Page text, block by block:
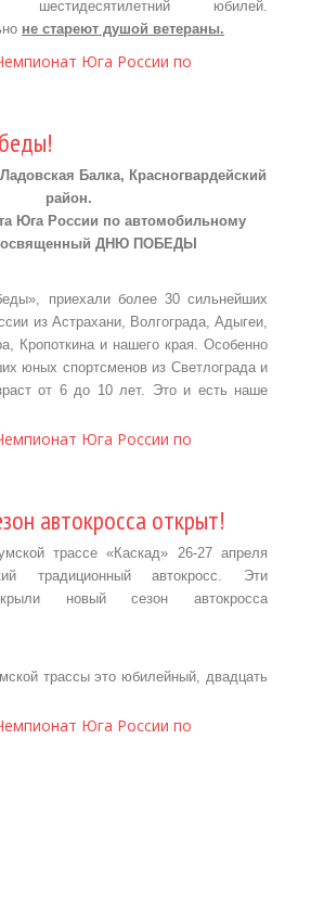
юбилей.
не стареют душой ветераны.
Юга России по
Балка, Красногвардейский
район.
Юга России по автомобильному
ДНЮ ПОБЕДЫ
приехали более 30 сильнейших
из Астрахани, Волгограда, Адыгеи,
Кропоткина и нашего края. Особенно
юных спортсменов из Светлограда и
от 6 до 10 лет. Это и есть наше
Юга России по
автокросса открыт!
трассе «Каскад» 26-27 апреля
традиционный автокросс. Эти
новый сезон автокросса
трассы это юбилейный, двадцать
Юга России по